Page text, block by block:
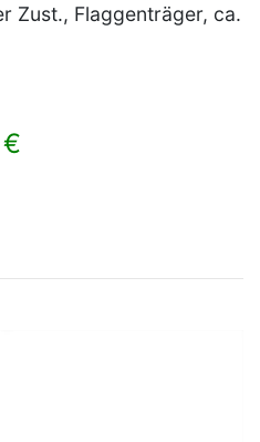
Zust., Flaggenträger, ca.